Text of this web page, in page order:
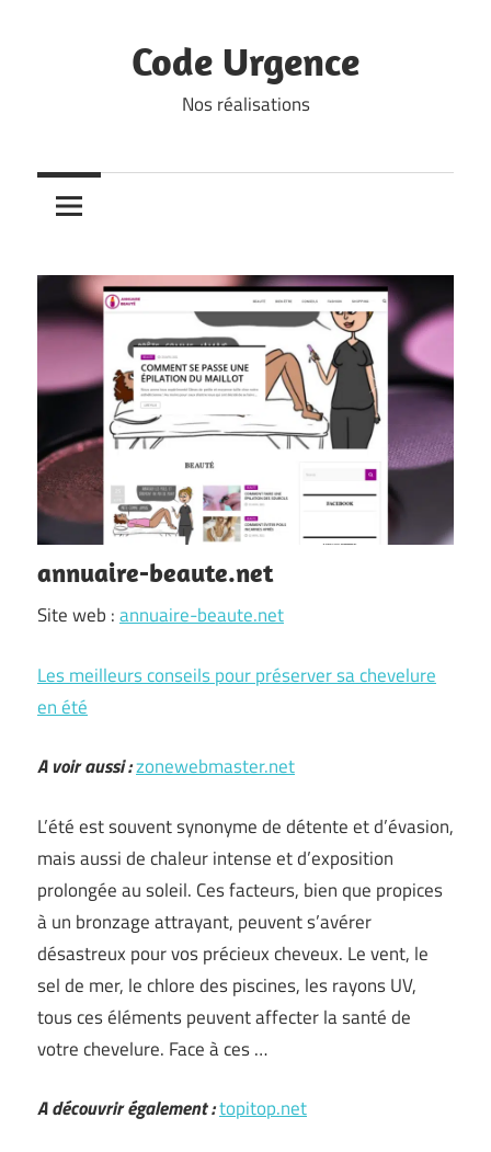
Code Urgence
Nos réalisations
annuaire-beaute.net
Site web :annuaire-beaute.net
Les meilleurs conseils pour préserver sa chevelure
en été
A voir aussi :zonewebmaster.net
L’été est souvent synonyme de détente et d’évasion,
mais aussi de chaleur intense et d’exposition
prolongée au soleil. Ces facteurs, bien que propices
à un bronzage attrayant, peuvent s’avérer
désastreux pour vos précieux cheveux. Le vent, le
sel de mer, le chlore des piscines, les rayons UV,
tous ces éléments peuvent affecter la santé de
votre chevelure. Face à ces …
A découvrir également :topitop.net